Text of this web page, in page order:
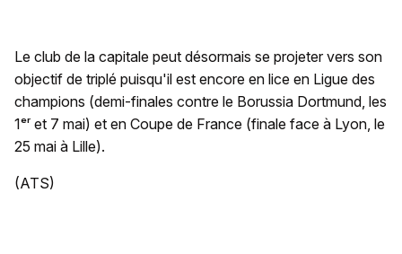
Le club de la capitale peut désormais se projeter vers son
objectif de triplé puisqu'il est encore en lice en Ligue des
champions (demi-finales contre le Borussia Dortmund, les
1ᵉʳ et 7 mai) et en Coupe de France (finale face à Lyon, le
25 mai à Lille).
(ATS)